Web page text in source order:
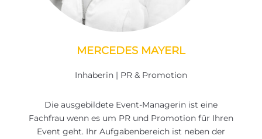
MERCEDES MAYERL
Inhaberin | PR & Promotion
Die ausgebildete Event-Managerin ist eine
Fachfrau wenn es um PR und Promotion für Ihren
Event geht. Ihr Aufgabenbereich ist neben der